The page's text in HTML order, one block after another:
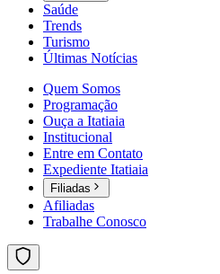
Saúde
Trends
Turismo
Últimas Notícias
Quem Somos
Programação
Ouça a Itatiaia
Institucional
Entre em Contato
Expediente Itatiaia
Filiadas
Afiliadas
Trabalhe Conosco